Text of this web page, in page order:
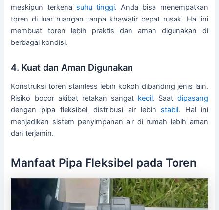
meskipun terkena suhu tinggi. Anda bisa menempatkan
toren di luar ruangan tanpa khawatir cepat rusak. Hal ini
membuat toren lebih praktis dan aman digunakan di
berbagai kondisi.
4. Kuat dan Aman Digunakan
Konstruksi toren stainless lebih kokoh dibanding jenis lain.
Risiko bocor akibat retakan sangat kecil. Saat dipasang
dengan pipa fleksibel, distribusi air lebih stabil. Hal ini
menjadikan sistem penyimpanan air di rumah lebih aman
dan terjamin.
Manfaat Pipa Fleksibel pada Toren